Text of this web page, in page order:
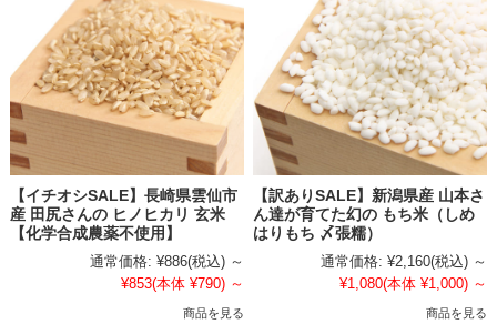
【イチオシSALE】長崎県雲仙市
産 田尻さんの ヒノヒカリ 玄米
【化学合成農薬不使用】
通常価格: ¥886(税込) ～
¥853(本体 ¥790) ～
商品を見る
【訳ありSALE】新潟県産 山本さ
ん達が育てた幻の もち米（しめ
はりもち 〆張糯）
通常価格: ¥2,160(税込) ～
¥1,080(本体 ¥1,000) ～
商品を見る